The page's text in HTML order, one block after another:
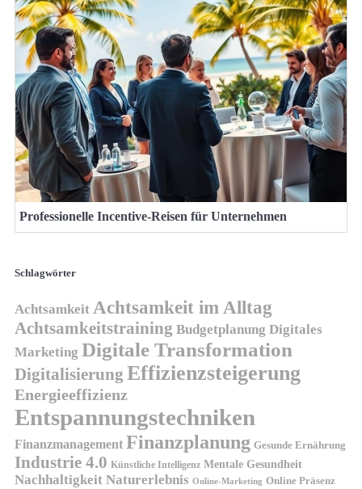
Professionelle Incentive-Reisen für Unternehmen
Schlagwörter
Achtsamkeit Achtsamkeit im Alltag
Achtsamkeitstraining Budgetplanung Digitales
Marketing Digitale Transformation
Digitalisierung Effizienzsteigerung
Energieeffizienz
Entspannungstechniken
Finanzmanagement Finanzplanung Gesunde Ernährung
Industrie 4.0 Künstliche Intelligenz Mentale Gesundheit
Nachhaltigkeit Naturerlebnis Online-Marketing Online Präsenz